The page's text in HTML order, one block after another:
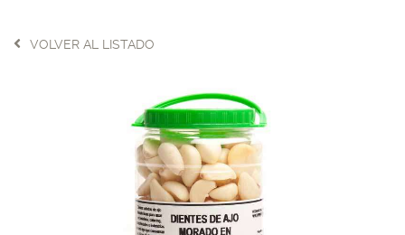
VOLVER AL LISTADO